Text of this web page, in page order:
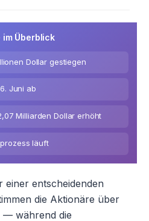
Überblick
Dollar gestiegen
Juni ab
Milliarden Dollar erhöht
läuft
einer entscheidenden
die Aktionäre über
— während die